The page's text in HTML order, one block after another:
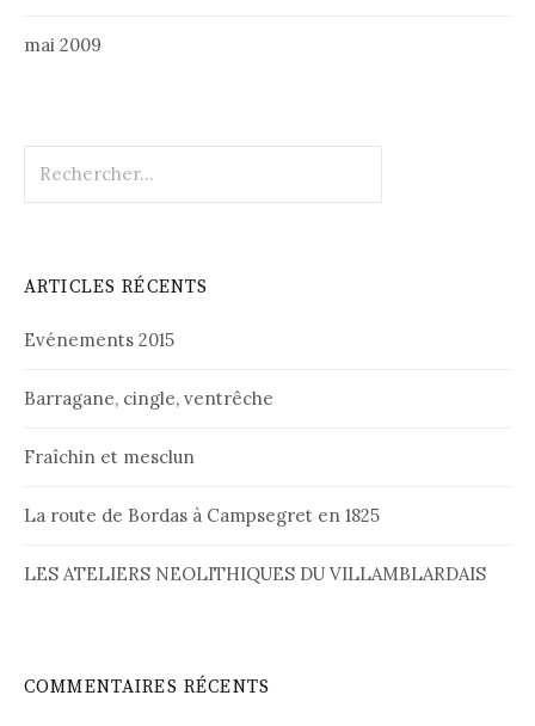
mai 2009
ARTICLES RÉCENTS
Evénements 2015
Barragane, cingle, ventrêche
Fraîchin et mesclun
La route de Bordas à Campsegret en 1825
LES ATELIERS NEOLITHIQUES DU VILLAMBLARDAIS
COMMENTAIRES RÉCENTS